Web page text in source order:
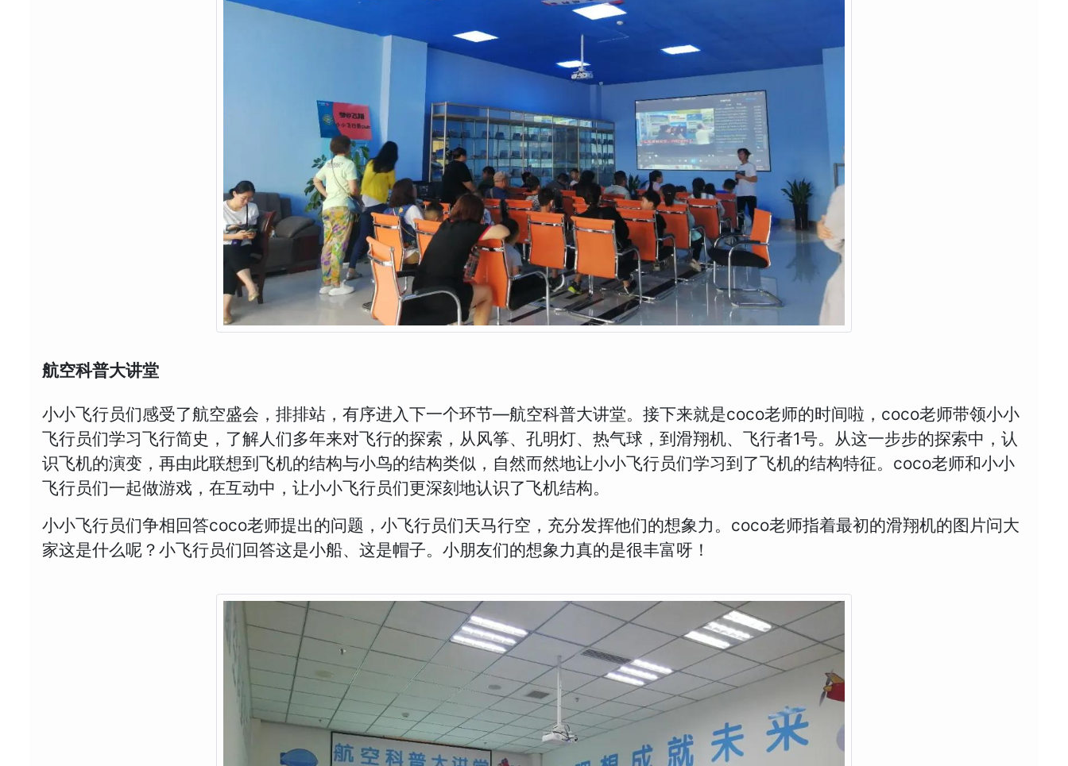
航空科普大讲堂
小小飞行员们感受了航空盛会，排排站，有序进入下一个环节—航空科普大讲堂。接下来就是coco老师的时间啦，coco老师带领小小
飞行员们学习飞行简史，了解人们多年来对飞行的探索，从风筝、孔明灯、热气球，到滑翔机、飞行者1号。从这一步步的探索中，认
识飞机的演变，再由此联想到飞机的结构与小鸟的结构类似，自然而然地让小小飞行员们学习到了飞机的结构特征。coco老师和小小
飞行员们一起做游戏，在互动中，让小小飞行员们更深刻地认识了飞机结构。
小小飞行员们争相回答coco老师提出的问题，小飞行员们天马行空，充分发挥他们的想象力。coco老师指着最初的滑翔机的图片问大
家这是什么呢？小飞行员们回答这是小船、这是帽子。小朋友们的想象力真的是很丰富呀！